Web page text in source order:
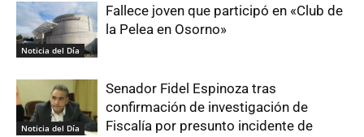
Noticia del Día
Fallece joven que participó en «Club de
la Pelea en Osorno»
Noticia del Día
Senador Fidel Espinoza tras
confirmación de investigación de
Fiscalía por presunto incidente de